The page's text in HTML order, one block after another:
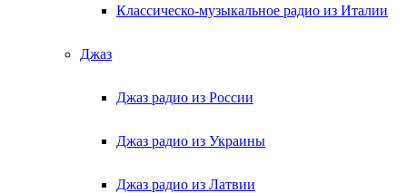
Классическо-музыкальное радио из Италии
Джаз
Джаз радио из России
Джаз радио из Украины
Джаз радио из Латвии